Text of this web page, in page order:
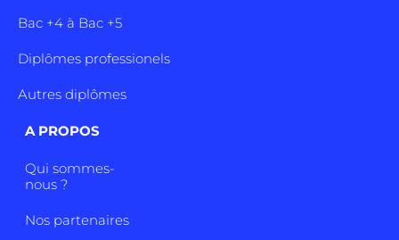
Bac +4 à Bac +5
Diplômes professionels
Autres diplômes
A PROPOS
Qui sommes-
nous ?
Nos partenaires